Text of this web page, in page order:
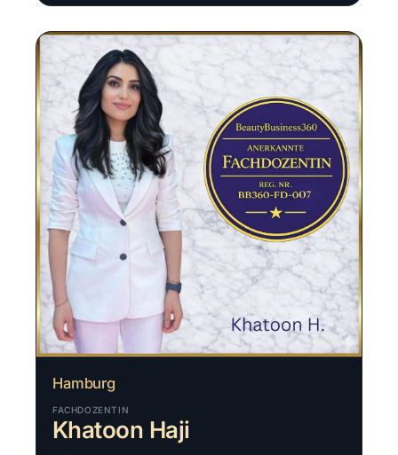
Hamburg
FACHDOZENTIN
Khatoon Haji